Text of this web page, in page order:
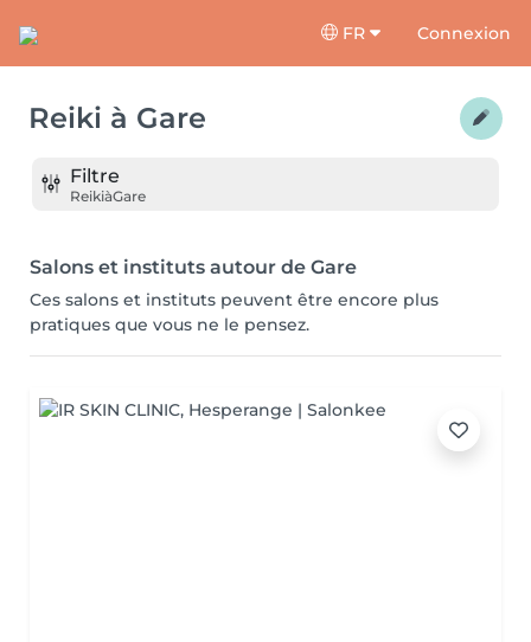
FR Connexion
Reiki à Gare
Filtre
ReikiàGare
Salons et instituts autour de Gare
Ces salons et instituts peuvent être encore plus
pratiques que vous ne le pensez.